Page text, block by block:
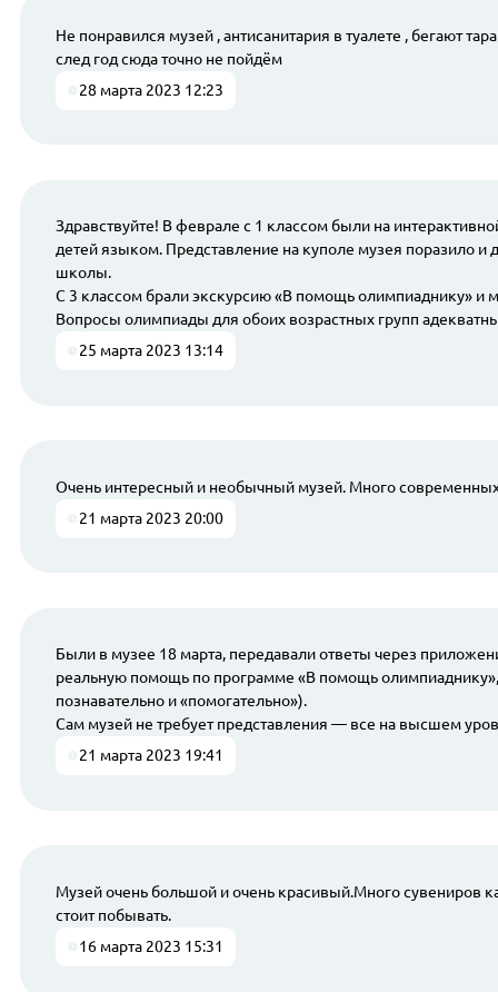
Не понравился музей , антисанитария в туалете , бегают
след год сюда точно не пойдём
28 марта 2023 12:23
Здравствуйте! В феврале с 1 классом были на
детей языком. Представление на куполе музея поразило
школы.
С 3 классом брали экскурсию «В помощь олимпиаднику» и
Вопросы олимпиады для обоих возрастных групп
25 марта 2023 13:14
Очень интересный и необычный музей. Много
21 марта 2023 20:00
Были в музее 18 марта, передавали ответы через
реальную помощь по программе «В помощь
познавательно и «помогательно»).
Сам музей не требует представления — все на высшем
21 марта 2023 19:41
Музей очень большой и очень красивый.Много сувениров
стоит побывать.
16 марта 2023 15:31